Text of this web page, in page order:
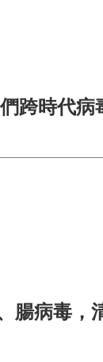
跨時代病
腸病毒